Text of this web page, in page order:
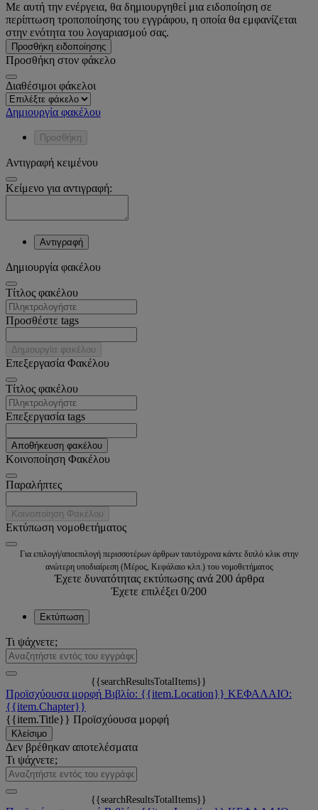
Με αυτή την ενέργεια, θα δημιουργηθεί μια ειδοποίηση σε
περίπτωση τροποποίησης του εγγράφου, η οποία θα εμφανίζεται
στην ενότητα του λογαριασμού σας.
Προσθήκη ειδοποίησης
Προσθήκη στον φάκελο
Διαθέσιμοι φάκελοι
Δημιουργία φακέλου
Προσθήκη
Αντιγραφή κειμένου
Κείμενο για αντιγραφή:
Αντιγραφή
Δημιουργία φακέλου
Tίτλος φακέλου
Προσθέστε tags
Δημιουργία φακέλου
Επεξεργασία Φακέλου
Tίτλος φακέλου
Επεξεργασία tags
Αποθήκευση φακέλου
Κοινοποίηση Φακέλου
Παραλήπτες
Κοινοποίηση Φακέλου
Εκτύπωση νομοθετήματος
Για επιλογή/αποεπιλογή περισσοτέρων άρθρων ταυτόχρονα κάντε διπλό κλικ στην
ανώτερη υποδιαίρεση (Μέρος, Κεφάλαιο κλπ.) του νομοθετήματος
Έχετε δυνατότητας εκτύπωσης ανά 200 άρθρα
Έχετε επιλέξει 0/200
Εκτύπωση
Τι ψάχνετε;
{{searchResultsTotalItems}}
Προϊσχύουσα μορφή Βιβλίο: {{item.Location}} ΚΕΦΑΛΑΙΟ:
{{item.Chapter}}
{{item.Title}} Προϊσχύουσα μορφή
Κλείσιμο
Δεν βρέθηκαν αποτελέσματα
Τι ψάχνετε;
{{searchResultsTotalItems}}